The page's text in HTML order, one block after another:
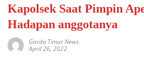
Kapolsek Saat Pimpin
Hadapan anggotanya
Garda Timur News
April 26, 2022